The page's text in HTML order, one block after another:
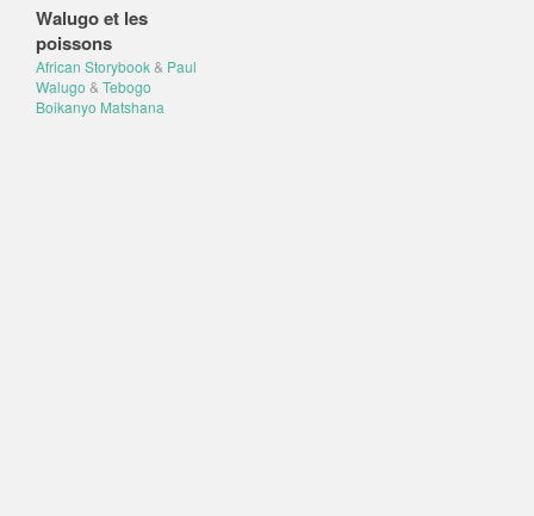
Walugo et les
poissons
African Storybook& Paul
Walugo & Tebogo
Boikanyo Matshana